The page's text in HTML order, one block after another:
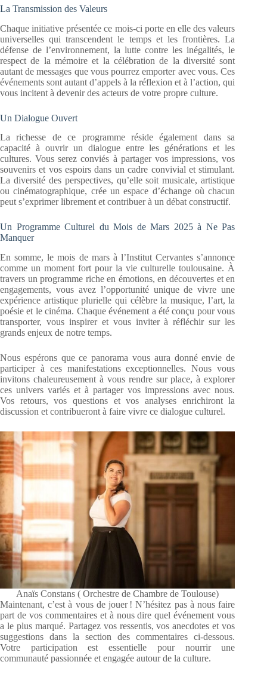
La Transmission des Valeurs
Chaque initiative présentée ce mois-ci porte en elle des valeurs
universelles qui transcendent le temps et les frontières. La
défense de l’environnement, la lutte contre les inégalités, le
respect de la mémoire et la célébration de la diversité sont
autant de messages que vous pourrez emporter avec vous. Ces
événements sont autant d’appels à la réflexion et à l’action, qui
vous incitent à devenir des acteurs de votre propre culture.
Un Dialogue Ouvert
La richesse de ce programme réside également dans sa
capacité à ouvrir un dialogue entre les générations et les
cultures. Vous serez conviés à partager vos impressions, vos
souvenirs et vos espoirs dans un cadre convivial et stimulant.
La diversité des perspectives, qu’elle soit musicale, artistique
ou cinématographique, crée un espace d’échange où chacun
peut s’exprimer librement et contribuer à un débat constructif.
Un Programme Culturel du Mois de Mars 2025 à Ne Pas
Manquer
En somme, le mois de mars à l’Institut Cervantes s’annonce
comme un moment fort pour la vie culturelle toulousaine. À
travers un programme riche en émotions, en découvertes et en
engagements, vous avez l’opportunité unique de vivre une
expérience artistique plurielle qui célèbre la musique, l’art, la
poésie et le cinéma. Chaque événement a été conçu pour vous
transporter, vous inspirer et vous inviter à réfléchir sur les
grands enjeux de notre temps.
Nous espérons que ce panorama vous aura donné envie de
participer à ces manifestations exceptionnelles. Nous vous
invitons chaleureusement à vous rendre sur place, à explorer
ces univers variés et à partager vos impressions avec nous.
Vos retours, vos questions et vos analyses enrichiront la
discussion et contribueront à faire vivre ce dialogue culturel.
Anaïs Constans ( Orchestre de Chambre de Toulouse)
Maintenant, c’est à vous de jouer ! N’hésitez pas à nous faire
part de vos commentaires et à nous dire quel événement vous
a le plus marqué. Partagez vos ressentis, vos anecdotes et vos
suggestions dans la section des commentaires ci-dessous.
Votre participation est essentielle pour nourrir une
communauté passionnée et engagée autour de la culture.